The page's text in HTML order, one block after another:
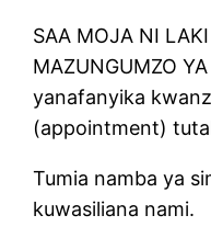
SAA MOJA NI
MAZUNGUMZO
yanafanyika
(appointment)
Tumia namba ya
kuwasiliana nami.